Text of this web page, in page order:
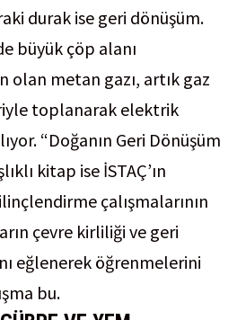
durak ise geri dönüşüm.
büyük çöp alanı
olan metan gazı, artık gaz
toplanarak elektrik
“Doğanın Geri Dönüşüm
kitap ise İSTAÇ’ın
çalışmalarının
çevre kirliliği ve geri
eğlenerek öğrenmelerini
bu.